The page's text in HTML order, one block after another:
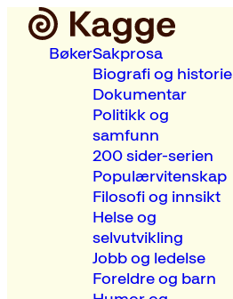
BøkerSakprosa
Biografi og historie
Dokumentar
Politikk og
samfunn
200 sider-serien
Populærvitenskap
Filosofi og innsikt
Helse og
selvutvikling
Jobb og ledelse
Foreldre og barn